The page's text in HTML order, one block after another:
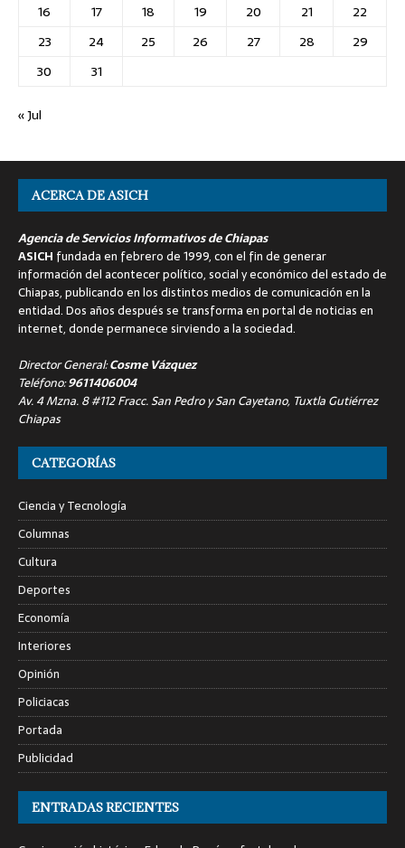
16
17 18 19 20 21
22
23
24 25 26 27 28
29
30
31
« Jul
ACERCA DE ASICH
Agencia de Servicios Informativos de Chiapas
ASICH fundada en febrero de 1999, con el fin de generar
información del acontecer político, social y económico del estado de
Chiapas, publicando en los distintos medios de comunicación en la
entidad. Dos años después se transforma en portal de noticias en
internet, donde permanece sirviendo a la sociedad.
Director General:Cosme Vázquez
Teléfono:9611406004
Av. 4 Mzna. 8 #112 Fracc. San Pedro y San Cayetano, Tuxtla Gutiérrez
Chiapas
CATEGORÍAS
Ciencia y Tecnología
Columnas
Cultura
Deportes
Economía
Interiores
Opinión
Policiacas
Portada
Publicidad
ENTRADAS RECIENTES